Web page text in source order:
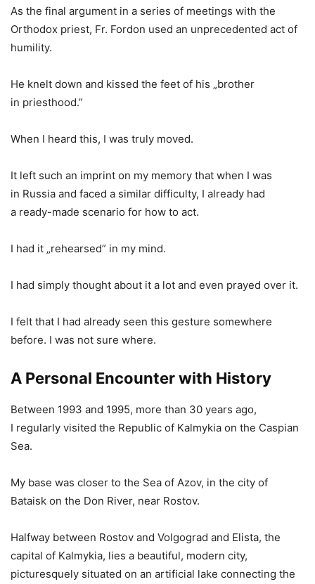
As the final argument in a series of meetings with the
Orthodox priest, Fr. Fordon used an unprecedented act of
humility.
He knelt down and kissed the feet of his „brother
in priesthood.”
When I heard this, I was truly moved.
It left such an imprint on my memory that when I was
in Russia and faced a similar difficulty, I already had
a ready-made scenario for how to act.
I had it „rehearsed” in my mind.
I had simply thought about it a lot and even prayed over it.
I felt that I had already seen this gesture somewhere
before. I was not sure where.
A Personal Encounter with History
Between 1993 and 1995, more than 30 years ago,
I regularly visited the Republic of Kalmykia on the Caspian
Sea.
My base was closer to the Sea of Azov, in the city of
Bataisk on the Don River, near Rostov.
Halfway between Rostov and Volgograd and Elista, the
capital of Kalmykia, lies a beautiful, modern city,
picturesquely situated on an artificial lake connecting the